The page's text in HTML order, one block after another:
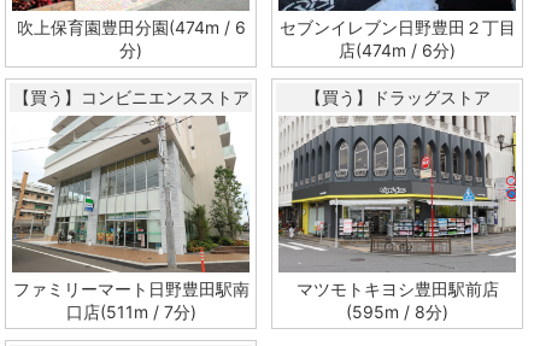
吹上保育園豊田分園(474m / 6
分)
セブンイレブン日野豊田２丁目
店(474m / 6分)
【買う】コンビニエンスストア
ファミリーマート日野豊田駅南
口店(511m / 7分)
【買う】ドラッグストア
マツモトキヨシ豊田駅前店
(595m / 8分)